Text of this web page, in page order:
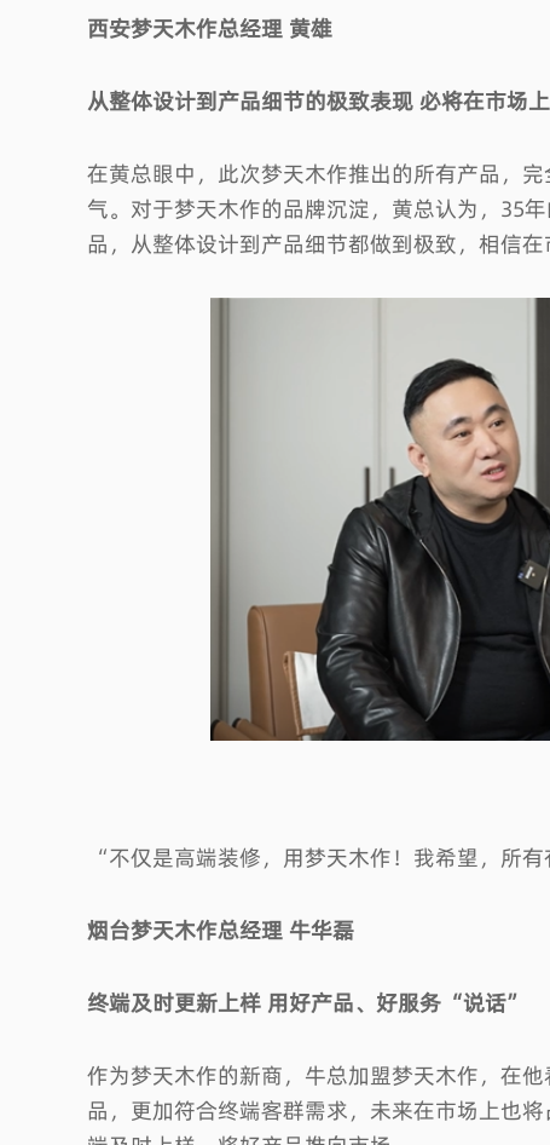
西安梦天木作总经理 黄雄
从整体设计到产品细节的极致表现 必将在市场
在黄总眼中，此次梦天木作推出的所有产品，
气。对于梦天木作的品牌沉淀，黄总认为，35
品，从整体设计到产品细节都做到极致，相信在
“不仅是高端装修，用梦天木作！我希望，所
烟台梦天木作总经理 牛华磊
终端及时更新上样 用好产品、好服务“说话”
作为梦天木作的新商，牛总加盟梦天木作，在
品，更加符合终端客群需求，未来在市场上也